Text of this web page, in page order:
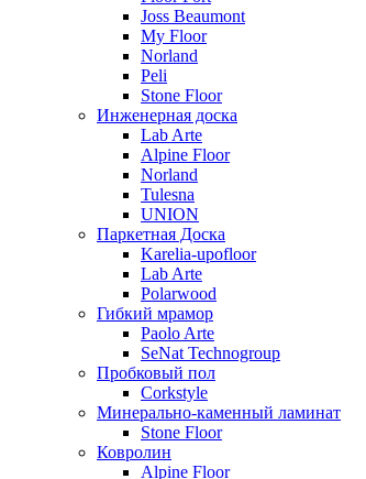
Joss Beaumont
My Floor
Norland
Peli
Stone Floor
Инженерная доска
Lab Arte
Alpine Floor
Norland
Tulesna
UNION
Паркетная Доска
Karelia-upofloor
Lab Arte
Polarwood
Гибкий мрамор
Paolo Arte
SeNat Technogroup
Пробковый пол
Corkstyle
Минерально-каменный ламинат
Stone Floor
Ковролин
Alpine Floor